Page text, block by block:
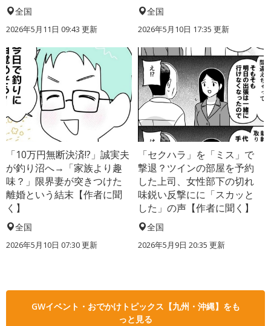
全国
2026年5月11日 09:43 更新
全国
2026年5月10日 17:35 更新
「10万円無断決済!?」誠実夫
が釣り沼へ→「家族より趣
味？」限界妻が突きつけた
離婚という結末【作者に聞
く】
全国
2026年5月10日 07:30 更新
「セクハラ」を「ミス」で
撃退？ツインの部屋を予約
した上司、女性部下の切れ
味鋭い反撃にに「スカッと
した」の声【作者に聞く】
全国
2026年5月9日 20:35 更新
GWイベント・おでかけトピックス【九州・沖縄】をも
っと見る